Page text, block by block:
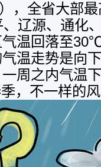
，全省大部
辽源、通化
温回落至
温走势是向
周之内气温
，不一样的